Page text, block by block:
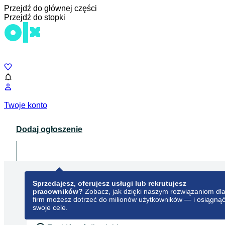
Przejdź do głównej części
Przejdź do stopki
Twoje konto
Dodaj ogłoszenie
Sprzedajesz, oferujesz usługi lub rekrutujesz
pracowników? Zobacz, jak dzięki naszym rozwiązaniom dla
firm możesz dotrzeć do milionów użytkowników — i osiągnąć
swoje cele.